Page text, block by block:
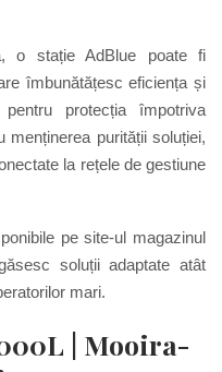
o stație AdBlue poate fi
îmbunătățesc eficiența și
protecția împotriva
menținerea purității soluției,
la rețele de gestiune
pe site-ul magazinul
soluții adaptate atât
mari.
| Mooira-